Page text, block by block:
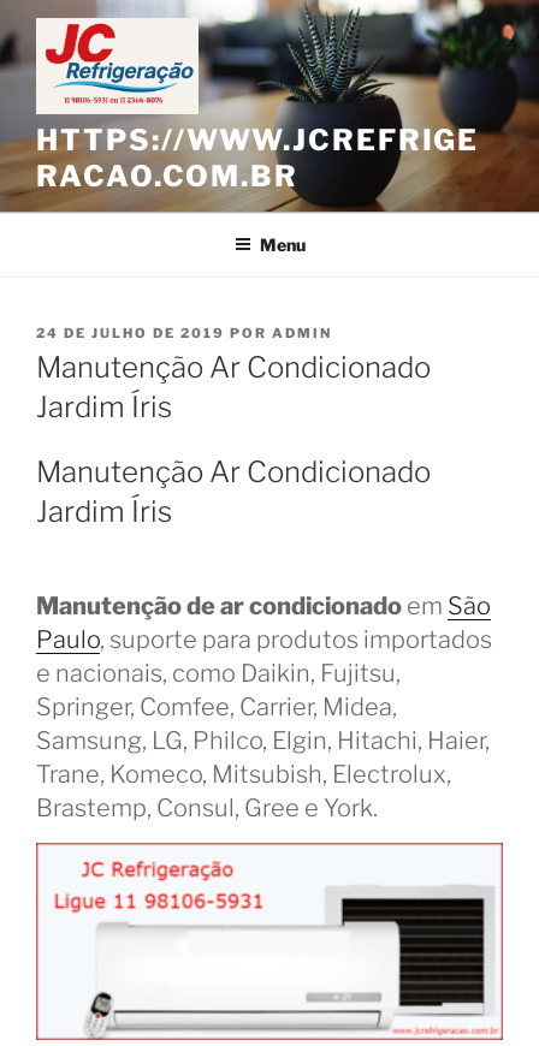
Pular
para
o
conteúdo
HTTPS://WWW.JCREFRIGE
RACAO.COM.BR
Menu
PUBLICADO
EM
24 DE JULHO DE 2019 POR ADMIN
Manutenção Ar Condicionado
Jardim Íris
Manutenção Ar Condicionado
Jardim Íris
Manutenção de ar condicionado em São
Paulo, suporte para produtos importados
e nacionais, como Daikin, Fujitsu,
Springer, Comfee, Carrier, Midea,
Samsung, LG, Philco, Elgin, Hitachi, Haier,
Trane, Komeco, Mitsubish, Electrolux,
Brastemp, Consul, Gree e York.